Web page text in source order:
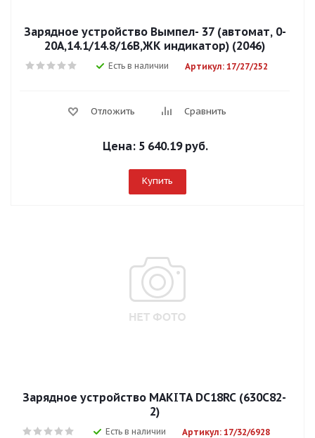
Зарядное устройство Вымпел- 37 (автомат, 0-
20А,14.1/14.8/16В,ЖК индикатор) (2046)
Есть в наличии Артикул: 17/27/252
Отложить Сравнить
Цена: 5 640.19 руб.
Купить
Зарядное устройство MAKITA DC18RC (630С82-
2)
Есть в наличии Артикул: 17/32/6928